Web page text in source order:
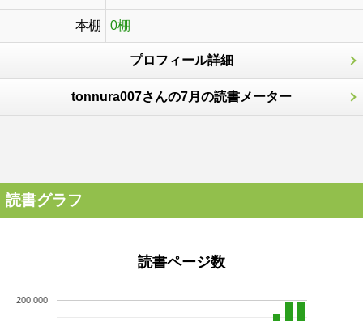
本棚 0棚
プロフィール詳細
tonnura007さんの7月の読書メーター
読書グラフ
読書ページ数
200,000